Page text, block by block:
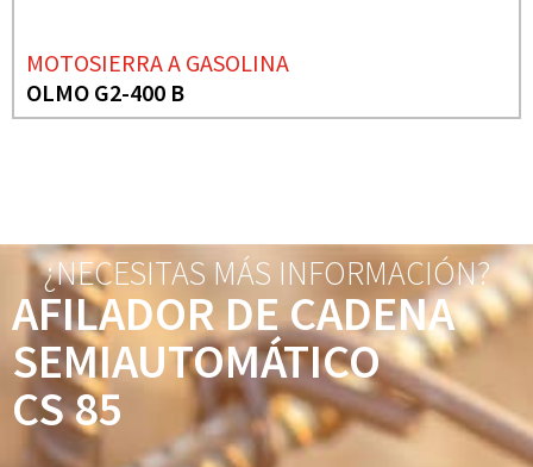
MOTOSIERRA A GASOLINA
OLMO G2-400 B
¿NECESITAS MÁS INFORMACIÓN?
AFILADOR DE CADENA
SEMIAUTOMÁTICO
CS 85